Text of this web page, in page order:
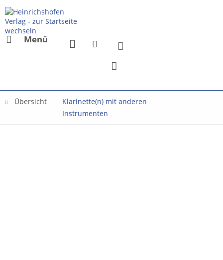
Menü
Übersicht
Klarinette(n) mit anderen
Instrumenten